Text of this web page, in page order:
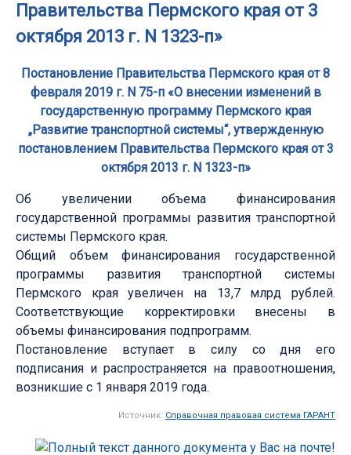
Правительства Пермского края от 3
октября 2013 г. N 1323-п»
Постановление Правительства Пермского края от 8
февраля 2019 г. N 75-п «О внесении изменений в
государственную программу Пермского края
„Развитие транспортной системы“, утвержденную
постановлением Правительства Пермского края от 3
октября 2013 г. N 1323-п»
Об увеличении объема финансирования
государственной программы развития транспортной
системы Пермского края.
Общий объем финансирования государственной
программы развития транспортной системы
Пермского края увеличен на 13,7 млрд рублей.
Соответствующие корректировки внесены в
объемы финансирования подпрограмм.
Постановление вступает в силу со дня его
подписания и распространяется на правоотношения,
возникшие с 1 января 2019 года.
Источник: Справочная правовая система ГАРАНТ